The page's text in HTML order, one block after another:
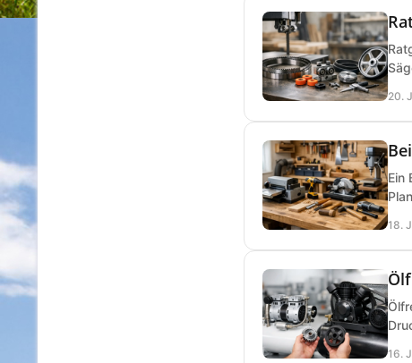
20.
Ein
18.
16.